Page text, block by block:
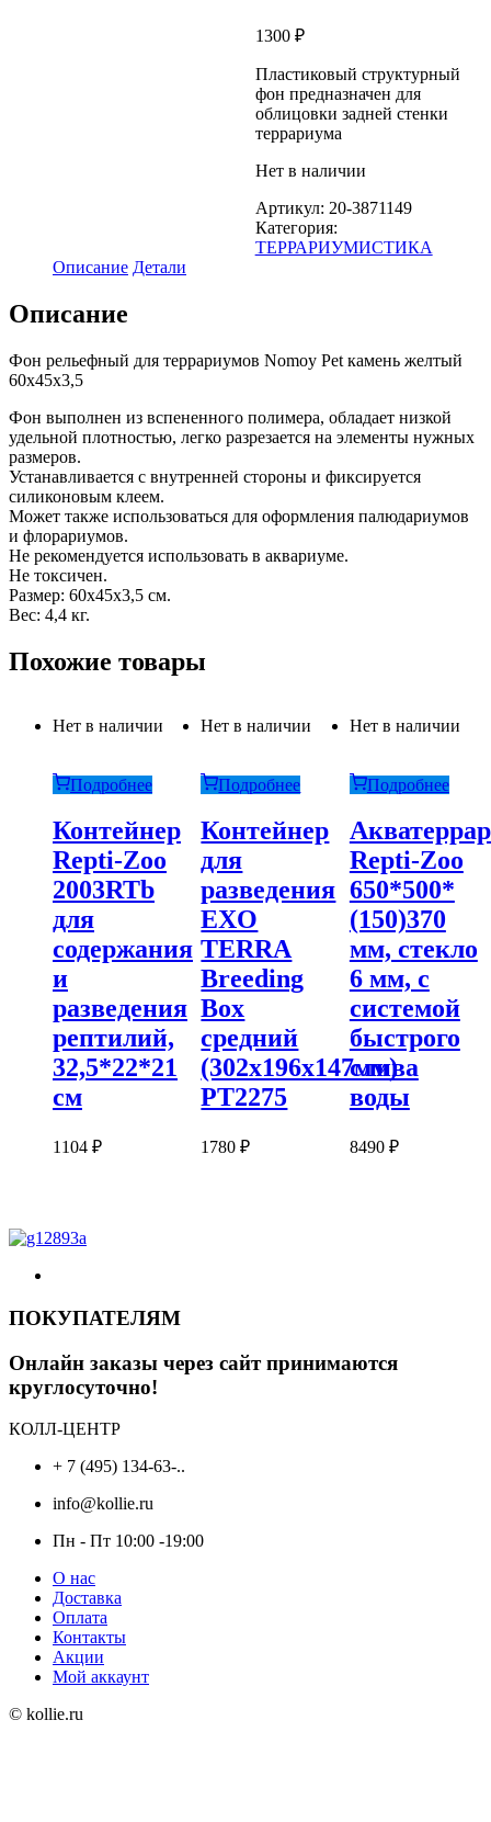
1300 ₽
Пластиковый структурный
фон предназначен для
облицовки задней стенки
террариума
Нет в наличии
Артикул: 20-3871149
Категория:
ТЕРРАРИУМИСТИКА
Описание Детали
Описание
Фон рельефный для террариумов Nomoy Pet камень желтый
60х45х3,5
Фон выполнен из вспененного полимера, обладает низкой
удельной плотностью, легко разрезается на элементы нужных
размеров.
Устанавливается с внутренней стороны и фиксируется
силиконовым клеем.
Может также использоваться для оформления палюдариумов
и флорариумов.
Не рекомендуется использовать в аквариуме.
Не токсичен.
Размер: 60х45х3,5 см.
Вес: 4,4 кг.
Похожие товары
Нет в наличии
Подробнее
Контейнер
Repti-Zoo
2003RTb
для
содержания
и
разведения
рептилий,
32,5*22*21
см
1104 ₽
Нет в наличии
Подробнее
Контейнер
для
разведения
EXO
TERRA
Breeding
Box
средний
(302х196х147мм)
PT2275
1780₽
Нет в наличии
Подробнее
Repti-Zoo
650*500*
(150)370
мм, стекло
6 мм, с
системой
быстрого
слива
воды
8490 ₽
ПОКУПАТЕЛЯМ
Онлайн заказы через сайт принимаются
круглосуточно!
КОЛЛ-ЦЕНТР
+ 7 (495) 134-63-..
info@kollie.ru
Пн - Пт 10:00 -19:00
О нас
Доставка
Оплата
Контакты
Акции
Мой аккаунт
© kollie.ru